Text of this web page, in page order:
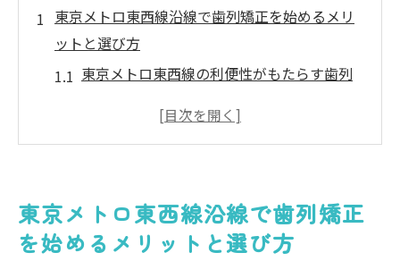
東京メトロ東西線沿線で歯列矯正を始めるメリ
ットと選び方
東京メトロ東西線の利便性がもたらす歯列
沿線で選びたい歯列矯正のタイプとは？
歯列矯正選びで重視すべきポイント
地元で安心して治療を受けるためのクリニ
東京メトロ東西線沿線で歯列矯正
を始めるメリットと選び方